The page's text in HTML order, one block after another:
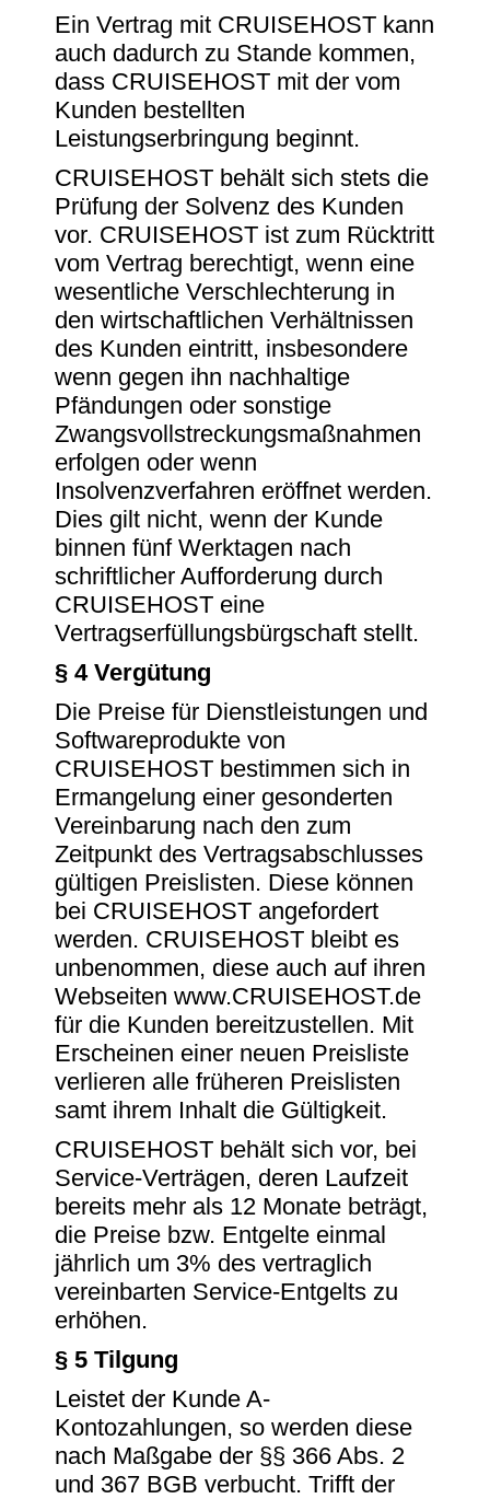
Ein Vertrag mit CRUISEHOST kann
auch dadurch zu Stande kommen,
dass CRUISEHOST mit der vom
Kunden bestellten
Leistungserbringung beginnt.
CRUISEHOST behält sich stets die
Prüfung der Solvenz des Kunden
vor. CRUISEHOST ist zum Rücktritt
vom Vertrag berechtigt, wenn eine
wesentliche Verschlechterung in
den wirtschaftlichen Verhältnissen
des Kunden eintritt, insbesondere
wenn gegen ihn nachhaltige
Pfändungen oder sonstige
Zwangsvollstreckungsmaßnahmen
erfolgen oder wenn
Insolvenzverfahren eröffnet werden.
Dies gilt nicht, wenn der Kunde
binnen fünf Werktagen nach
schriftlicher Aufforderung durch
CRUISEHOST eine
Vertragserfüllungsbürgschaft stellt.
§ 4 Vergütung
Die Preise für Dienstleistungen und
Softwareprodukte von
CRUISEHOST bestimmen sich in
Ermangelung einer gesonderten
Vereinbarung nach den zum
Zeitpunkt des Vertragsabschlusses
gültigen Preislisten. Diese können
bei CRUISEHOST angefordert
werden. CRUISEHOST bleibt es
unbenommen, diese auch auf ihren
Webseiten www.CRUISEHOST.de
für die Kunden bereitzustellen. Mit
Erscheinen einer neuen Preisliste
verlieren alle früheren Preislisten
samt ihrem Inhalt die Gültigkeit.
CRUISEHOST behält sich vor, bei
Service-Verträgen, deren Laufzeit
bereits mehr als 12 Monate beträgt,
die Preise bzw. Entgelte einmal
jährlich um 3% des vertraglich
vereinbarten Service-Entgelts zu
erhöhen.
§ 5 Tilgung
Leistet der Kunde A-
Kontozahlungen, so werden diese
nach Maßgabe der §§ 366 Abs. 2
und 367 BGB verbucht. Trifft der